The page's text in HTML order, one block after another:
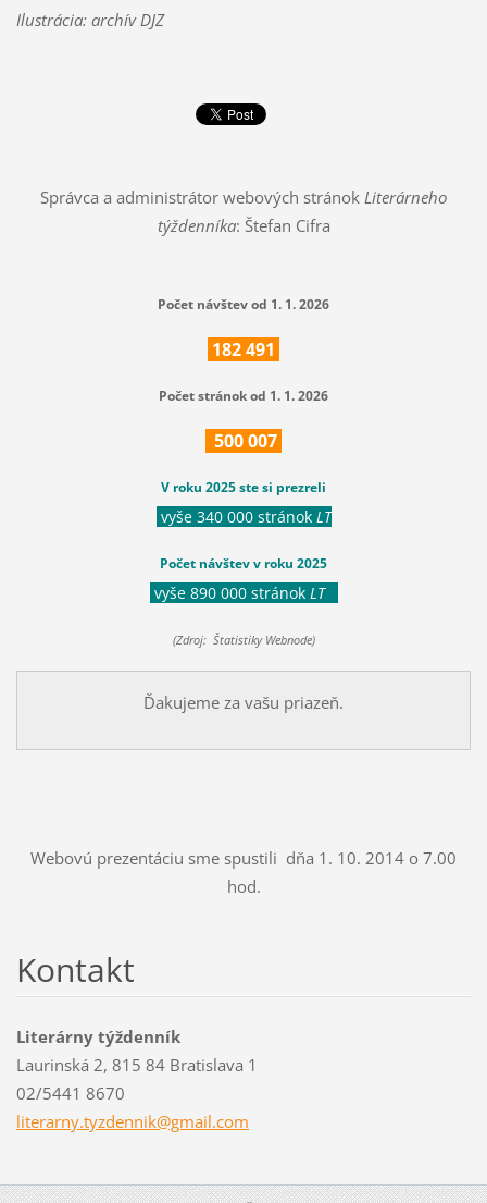
Ilustrácia: archív DJZ
Správca a administrátor webových stránok Literárneho
týždenníka: Štefan Cifra
Počet návštev od 1. 1. 2026
182491
Počet stránok od 1. 1. 2026
500007
V roku 2025 ste si prezreli
vyše 340 000 stránok LT
Počet návštev v roku 2025
vyše 890 000 stránok LT
(Zdroj: Štatistiky Webnode)
Ďakujeme za vašu priazeň.
Webovú prezentáciu sme spustili dňa 1. 10. 2014 o 7.00
hod.
Kontakt
Literárny týždenník
Laurinská 2, 815 84 Bratislava 1
02/5441 8670
literarny.tyzdennik@gmail.com